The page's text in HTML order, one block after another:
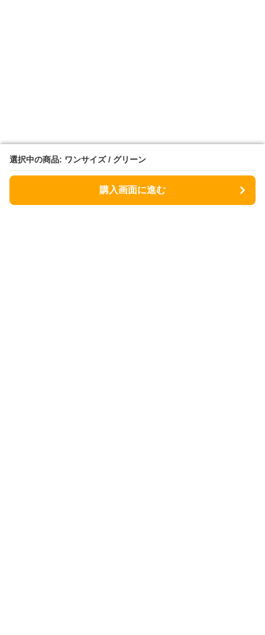
選択中の商品: ワンサイズ / グリーン
購入画面に進む
選択中の商品: ワンサイズ / グリーン
購入画面に進む